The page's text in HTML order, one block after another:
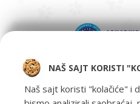
Pet Shop Aquarius - Vaši
oprema za kućne ljubimce i
NAŠ SAJT KORISTI
Naš sajt koristi "kolačiće" i